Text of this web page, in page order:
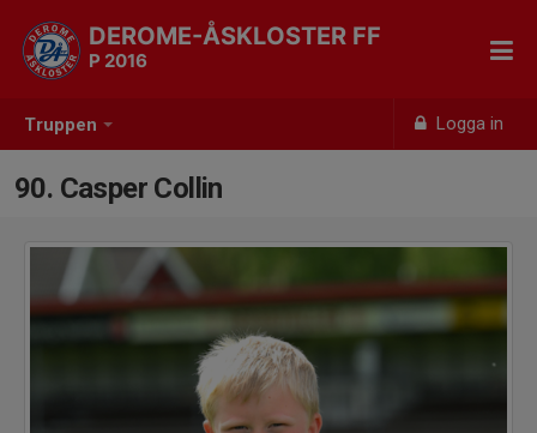
Truppen Logga in
DEROME-ÅSKLOSTER FF
P 2016
90. Casper Collin